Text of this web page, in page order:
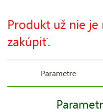
Produkt už nie je
zakúpiť.
Parametre